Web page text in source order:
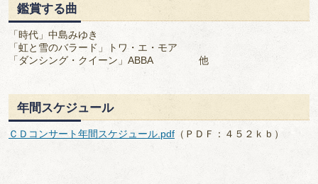
鑑賞する曲
「時代」中島みゆき
「虹と雪のバラード」トワ・エ・モア
「ダンシング・クイーン」ABBA 他
年間スケジュール
ＣＤコンサート年間スケジュール.pdf （ＰＤＦ：４５２ｋｂ）